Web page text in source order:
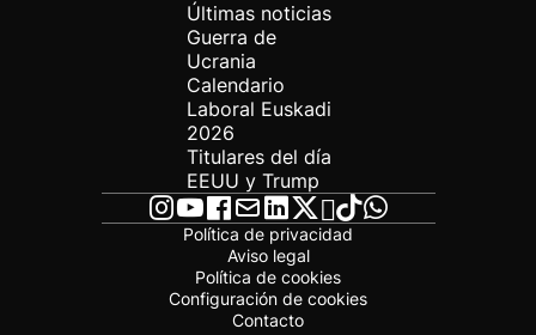
Últimas noticias
Guerra de
Ucrania
Calendario
Laboral Euskadi
2026
Titulares del día
EEUU y Trump
Política de privacidad
Aviso legal
Política de cookies
Configuración de cookies
Contacto